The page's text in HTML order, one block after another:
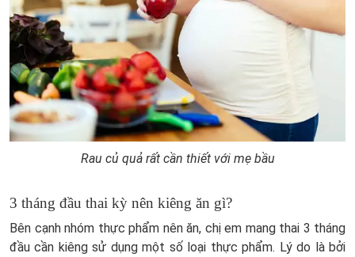
Rau củ quả rất cần thiết với mẹ bầu
3 tháng đầu thai kỳ nên kiêng ăn gì?
Bên cạnh nhóm thực phẩm nên ăn, chị em mang thai 3 tháng
đầu cần kiêng sử dụng một số loại thực phẩm. Lý do là bởi